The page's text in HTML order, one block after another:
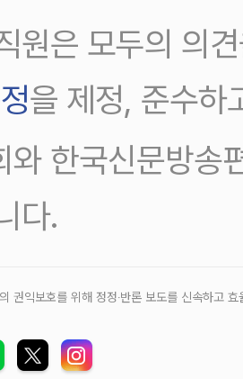
원은 모두의 의
을 제정, 준수하
와 한국신문방송
다.
권익보호를 위해 정정‧반론 보도를 신속하고